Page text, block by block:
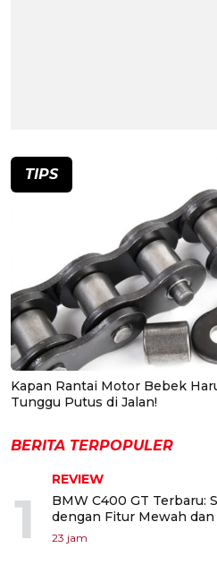
TIPS
Kapan Rantai Motor Bebek
Tunggu Putus di Jalan!
BERITA TERPOPULER
1
REVIEW
BMW C400 GT Terbaru:
dengan Fitur Mewah
23 jam